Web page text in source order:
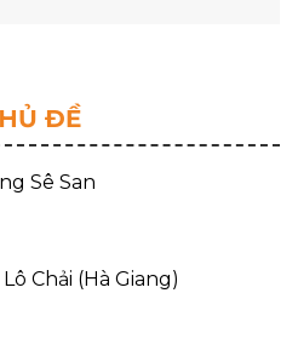
ĐỀ
Sê San
Chải (Hà Giang)